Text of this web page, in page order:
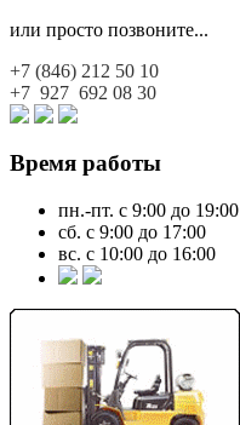
или просто позвоните...
+7 (846) 212 50 10
+7 927 692 08 30
Время работы
пн.-пт. с 9:00 до 19:00
сб. с 9:00 до 17:00
вс. с 10:00 до 16:00